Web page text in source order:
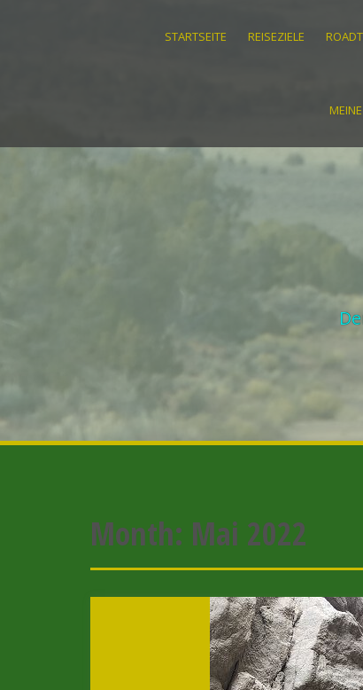
STARTSEITE REISEZIELE
Month: Mai 2022